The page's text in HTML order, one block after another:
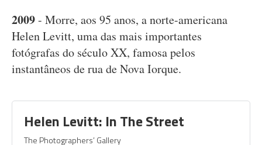
2009- Morre, aos 95 anos, a norte-americana
Helen Levitt, uma das mais importantes
fotógrafas do século XX, famosa pelos
instantâneos de rua de Nova Iorque.
Helen Levitt: In The Street
The Photographers’ Gallery